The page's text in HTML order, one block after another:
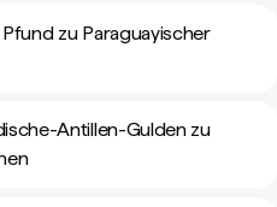
zu Paraguayischer
Antillen-Gulden zu